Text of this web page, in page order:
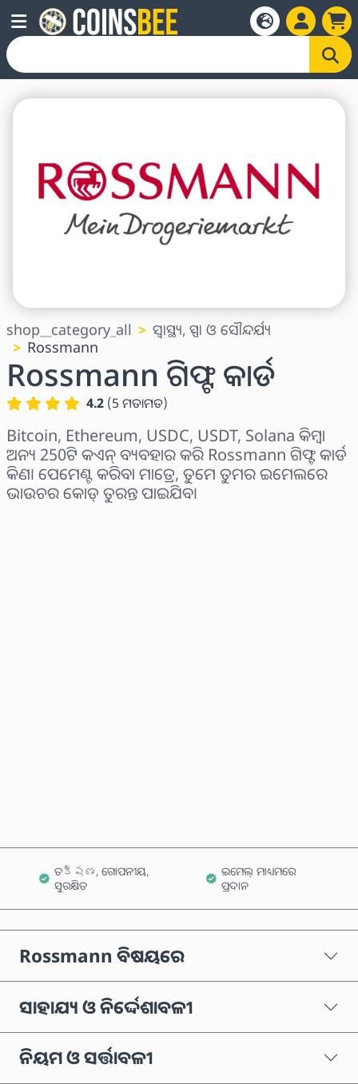
shop__category_all
ସ୍ୱାସ୍ଥ୍ୟ, ସ୍ପା ଓ ସୌନ୍ଦର୍ଯ୍ୟ
Rossmann
Rossmann ଗିଫ୍ଟ କାର୍ଡ
4.2 (5 ମତାମତ)
Bitcoin, Ethereum, USDC, USDT, Solana କିମ୍ବା
ଅନ୍ୟ 250ଟି କଏନ୍ ବ୍ୟବହାର କରି Rossmann ଗିଫ୍ଟ କାର୍ଡ
କିଣ। ପେମେଣ୍ଟ କରିବା ମାତ୍ରେ, ତୁମେ ତୁମର ଇମେଲରେ
ଭାଉଚର କୋଡ୍ ତୁରନ୍ତ ପାଇଯିବ।
ତక్షణ, ଗୋପନୀୟ,
ସୁରକ୍ଷିତ
ଇମେଲ୍ ମାଧ୍ୟମରେ
ପ୍ରଦାନ
Rossmann ବିଷୟରେ
ସାହାଯ୍ୟ ଓ ନିର୍ଦ୍ଦେଶାବଳୀ
ନିୟମ ଓ ସର୍ତ୍ତାବଳୀ